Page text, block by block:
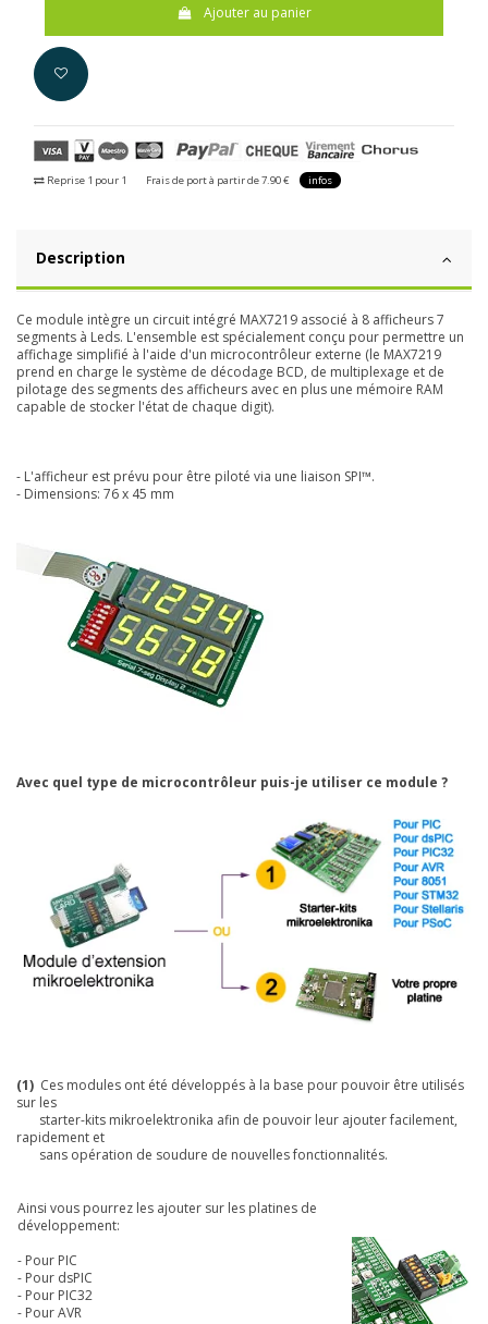
Ajouter au panier
Reprise 1 pour 1 Frais de port à partir de 7.90 € infos
Description
Ce module intègre un circuit intégré MAX7219 associé à 8 afficheurs 7
segments à Leds. L'ensemble est spécialement conçu pour permettre un
affichage simplifié à l'aide d'un microcontrôleur externe (le MAX7219
prend en charge le système de décodage BCD, de multiplexage et de
pilotage des segments des afficheurs avec en plus une mémoire RAM
capable de stocker l'état de chaque digit).
- L'afficheur est prévu pour être piloté via une liaison SPI™.
- Dimensions: 76 x 45 mm
Avec quel type de microcontrôleur puis-je utiliser ce module ?
(1) Ces modules ont été développés à la base pour pouvoir être utilisés
sur les
starter-kits mikroelektronika afin de pouvoir leur ajouter facilement,
rapidement et
sans opération de soudure de nouvelles fonctionnalités.
Ainsi vous pourrez les ajouter sur les platines de
développement:
- Pour PIC
- Pour dsPIC
- Pour PIC32
- PourAVR